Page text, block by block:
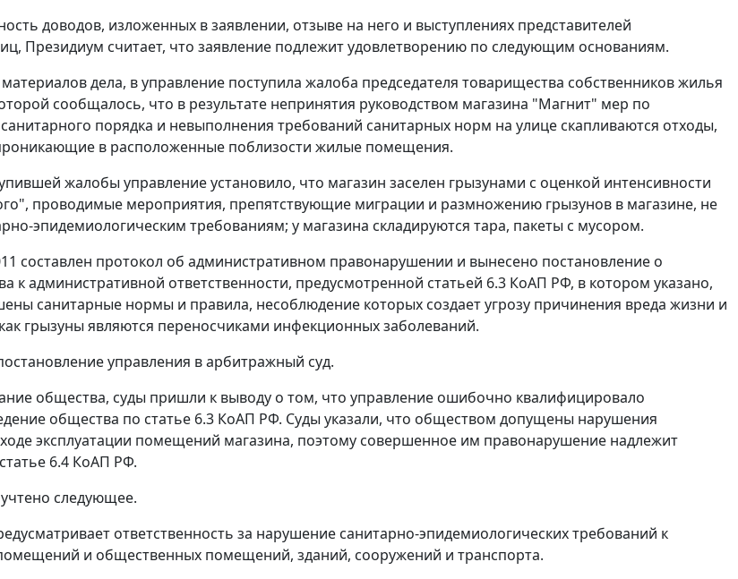
доводов, изложенных в заявлении, отзыве на него и выступлениях представителей
Президиум считает, что заявление подлежит удовлетворению по следующим основаниям.
материалов дела, в управление поступила жалоба председателя товарищества собственников жилья
сообщалось, что в результате непринятия руководством магазина "Магнит" мер по
порядка и невыполнения требований санитарных норм на улице скапливаются отходы,
в расположенные поблизости жилые помещения.
жалобы управление установило, что магазин заселен грызунами с оценкой интенсивности
проводимые мероприятия, препятствующие миграции и размножению грызунов в магазине, не
эпидемиологическим требованиям; у магазина складируются тара, пакеты с мусором.
составлен протокол об административном правонарушении и вынесено постановление о
к административной ответственности, предусмотренной статьей 6.3 КоАП РФ, в котором указано,
санитарные нормы и правила, несоблюдение которых создает угрозу причинения вреда жизни и
грызуны являются переносчиками инфекционных заболеваний.
управления в арбитражный суд.
общества, суды пришли к выводу о том, что управление ошибочно квалифицировало
общества по статье 6.3 КоАП РФ. Суды указали, что обществом допущены нарушения
эксплуатации помещений магазина, поэтому совершенное им правонарушение надлежит
6.4 КоАП РФ.
следующее.
ответственность за нарушение санитарно-эпидемиологических требований к
и общественных помещений, зданий, сооружений и транспорта.